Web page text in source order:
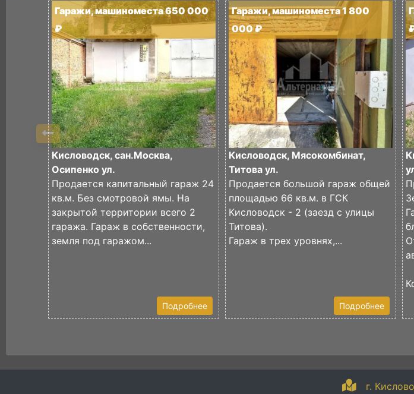
Гаражи, машиноместа 650 000
₽
Кисловодск, сан.Москва,
Осипенко ул.
Продается капитальный гараж 24
кв.м. Без смотровой ямы. На
закрытой территории всего 2
гаража. Гараж в собственности,
земля под гаражом...
Подробнее
Гаражи, машиноместа 1 800
000 ₽
Кисловодск, Мясокомбинат,
Титова ул.
Продается большой гараж общей
площадью 66 кв.м. в ГСК
Кисловодск - 2 (заезд с улицы
Титова).
Гараж в трех уровнях,...
Подробнее
г.